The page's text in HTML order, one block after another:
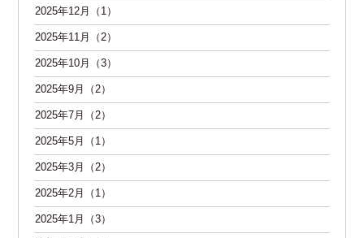
2025年12月（1）
2025年11月（2）
2025年10月（3）
2025年9月（2）
2025年7月（2）
2025年5月（1）
2025年3月（2）
2025年2月（1）
2025年1月（3）